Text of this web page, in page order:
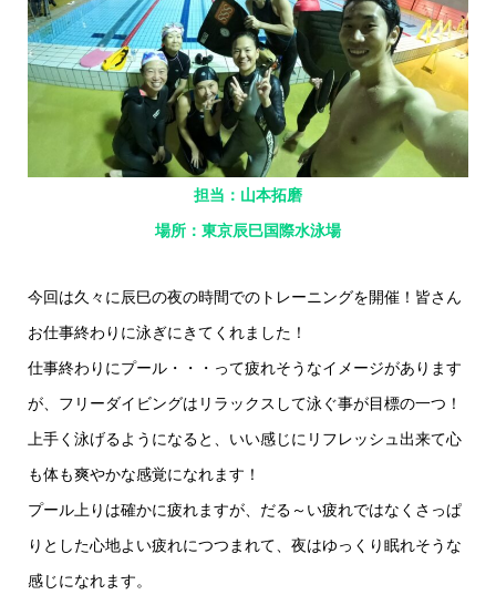
担当：山本拓磨
場所：東京辰巳国際水泳場
今回は久々に辰巳の夜の時間でのトレーニングを開催！皆さん
お仕事終わりに泳ぎにきてくれました！
仕事終わりにプール・・・って疲れそうなイメージがあります
が、フリーダイビングはリラックスして泳ぐ事が目標の一つ！
上手く泳げるようになると、いい感じにリフレッシュ出来て心
も体も爽やかな感覚になれます！
プール上りは確かに疲れますが、だる～い疲れではなくさっぱ
りとした心地よい疲れにつつまれて、夜はゆっくり眠れそうな
感じになれます。